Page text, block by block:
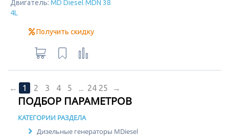
Двигатель: MD Diesel MDN 38
4L
Получить скидку
← 1 2 3 4 5 ... 24 25 →
ПОДБОР ПАРАМЕТРОВ
КАТЕГОРИИ РАЗДЕЛА
Дизельные генераторы MDiesel